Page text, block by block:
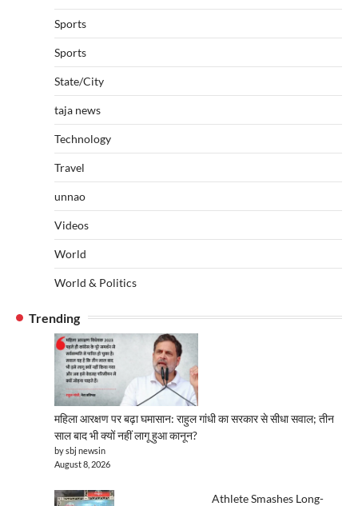
Sports
Sports
State/City
taja news
Technology
Travel
unnao
Videos
World
World & Politics
Trending
महिला आरक्षण पर बढ़ा घमासान: राहुल गांधी का सरकार से सीधा सवाल; तीन
साल बाद भी क्यों नहीं लागू हुआ कानून?
by sbj newsin
August 8, 2026
Athlete Smashes Long-